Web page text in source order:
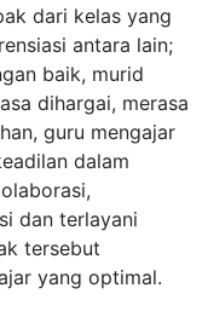
dari kelas yang
antara lain;
baik, murid
dihargai, merasa
guru mengajar
dalam
dan terlayani
tersebut
yang optimal.